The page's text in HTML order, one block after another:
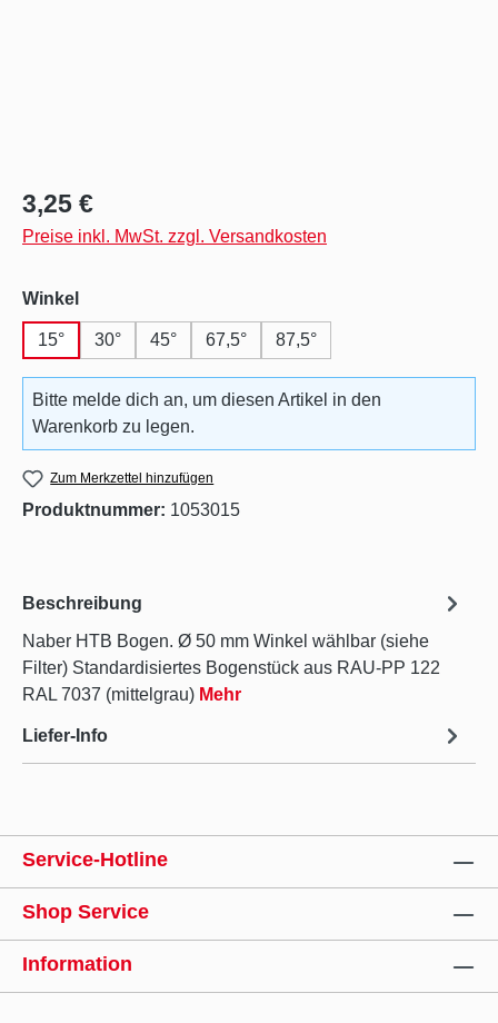
Regulärer Preis:
3,25 €
Preise inkl. MwSt. zzgl. Versandkosten
Winkelauswählen
15° 30° 45° 67,5° 87,5°
Bitte melde dich an, um diesen Artikel in den
Warenkorb zu legen.
Zum Merkzettel hinzufügen
Produktnummer: 1053015
Beschreibung
Naber HTB Bogen. Ø 50 mm Winkel wählbar (siehe
Filter) Standardisiertes Bogenstück aus RAU-PP 122
RAL 7037 (mittelgrau) Mehr
Liefer-Info
Service-Hotline
Shop Service
Information